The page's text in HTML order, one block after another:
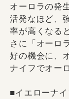
オーロラの発
活発なほど、
率が高くなる
さに「オーロ
好の機会に、
ナイフでオー
■イエローナ